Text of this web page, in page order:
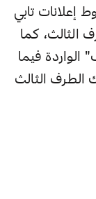
إعلانات تابي
الثالث، كما
فيما
الطرف الثالث